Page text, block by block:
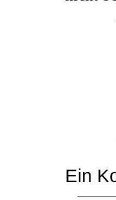
Ein